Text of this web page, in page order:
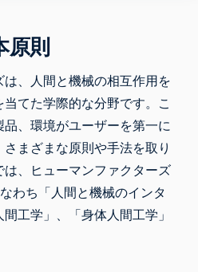
原則
、人間と機械の相互作用を
てた学際的な分野です。こ
、環境がユーザーを第一に
まざまな原則や手法を取り
は、ヒューマンファクターズ
わち「人間と機械のインタ
工学」、「身体人間工学」